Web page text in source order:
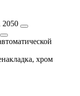
2050
хром